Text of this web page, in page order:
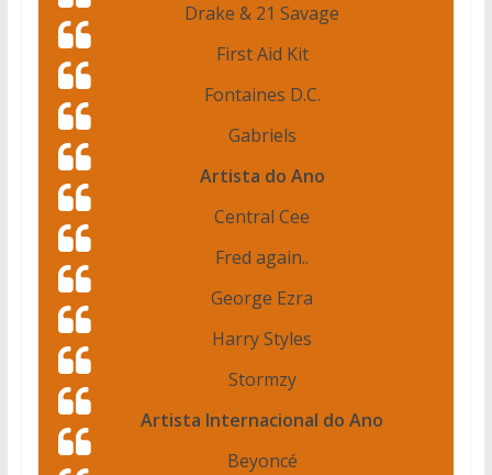
Drake & 21 Savage
First Aid Kit
Fontaines D.C.
Gabriels
Artista do Ano
Central Cee
Fred again..
George Ezra
Harry Styles
Stormzy
Artista Internacional do Ano
Beyoncé